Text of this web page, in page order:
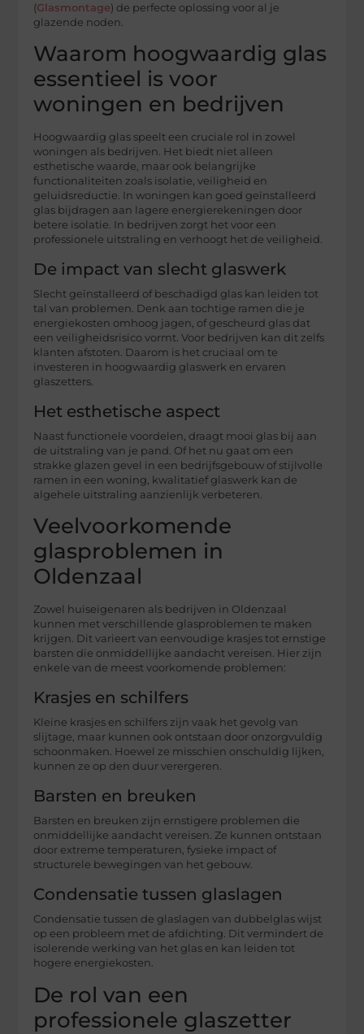
(Glasmontage) de perfecte oplossing voor al je
glazende noden.
Waarom hoogwaardig glas
essentieel is voor
woningen en bedrijven
Hoogwaardig glas speelt een cruciale rol in zowel
woningen als bedrijven. Het biedt niet alleen
esthetische waarde, maar ook belangrijke
functionaliteiten zoals isolatie, veiligheid en
geluidsreductie. In woningen kan goed geïnstalleerd
glas bijdragen aan lagere energierekeningen door
betere isolatie. In bedrijven zorgt het voor een
professionele uitstraling en verhoogt het de veiligheid.
De impact van slecht glaswerk
Slecht geïnstalleerd of beschadigd glas kan leiden tot
tal van problemen. Denk aan tochtige ramen die je
energiekosten omhoog jagen, of gescheurd glas dat
een veiligheidsrisico vormt. Voor bedrijven kan dit zelfs
klanten afstoten. Daarom is het cruciaal om te
investeren in hoogwaardig glaswerk en ervaren
glaszetters.
Het esthetische aspect
Naast functionele voordelen, draagt mooi glas bij aan
de uitstraling van je pand. Of het nu gaat om een
strakke glazen gevel in een bedrijfsgebouw of stijlvolle
ramen in een woning, kwalitatief glaswerk kan de
algehele uitstraling aanzienlijk verbeteren.
Veelvoorkomende
glasproblemen in
Oldenzaal
Zowel huiseigenaren als bedrijven in Oldenzaal
kunnen met verschillende glasproblemen te maken
krijgen. Dit varieert van eenvoudige krasjes tot ernstige
barsten die onmiddellijke aandacht vereisen. Hier zijn
enkele van de meest voorkomende problemen:
Krasjes en schilfers
Kleine krasjes en schilfers zijn vaak het gevolg van
slijtage, maar kunnen ook ontstaan door onzorgvuldig
schoonmaken. Hoewel ze misschien onschuldig lijken,
kunnen ze op den duur verergeren.
Barsten en breuken
Barsten en breuken zijn ernstigere problemen die
onmiddellijke aandacht vereisen. Ze kunnen ontstaan
door extreme temperaturen, fysieke impact of
structurele bewegingen van het gebouw.
Condensatie tussen glaslagen
Condensatie tussen de glaslagen van dubbelglas wijst
op een probleem met de afdichting. Dit vermindert de
isolerende werking van het glas en kan leiden tot
hogere energiekosten.
De rol van een
professionele glaszetter